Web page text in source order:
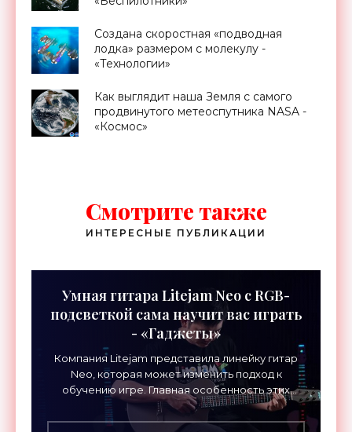
Создана скоростная «подводная
лодка» размером с молекулу -
«Технологии»
Как выглядит наша Земля с самого
продвинутого метеоспутника NASA -
«Космос»
Смотрите также
ИНТЕРЕСНЫЕ ПУБЛИКАЦИИ
Умная гитара Litejam Neo с RGB-
подсветкой сама научит вас играть
- «Гаджеты»
Компания Litejam представила линейку гитар
Neo, которая может изменить подход к
обучению игре. Главная особенность этих
инструментов – встроенная RGB-подсветка
грифа. Светодиоды